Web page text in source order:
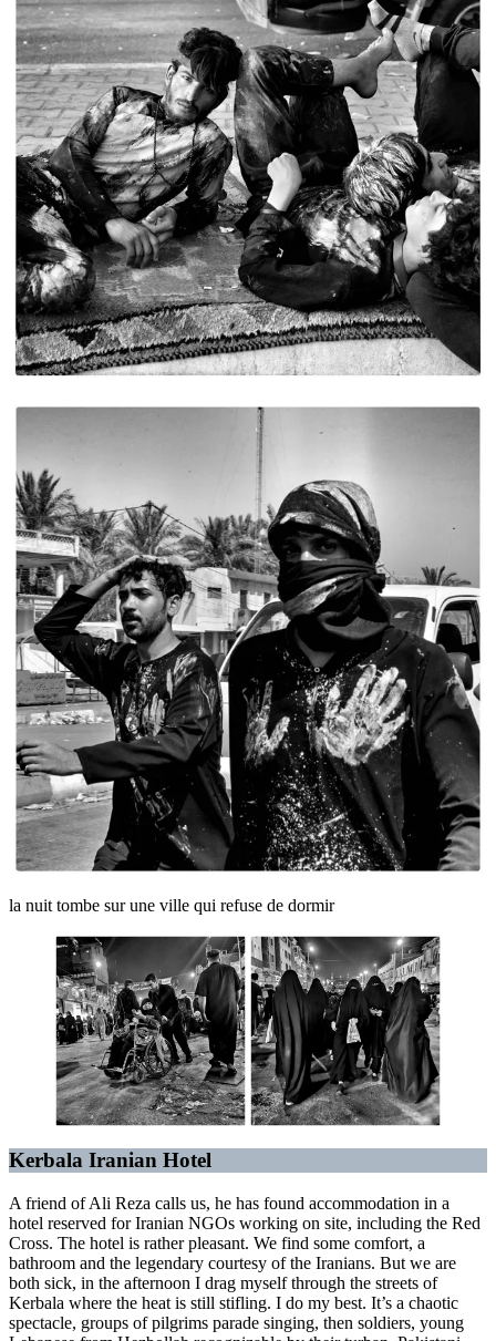
la nuit tombe sur une ville qui refuse de dormir
Kerbala Iranian Hotel
A friend of Ali Reza calls us, he has found accommodation in a
hotel reserved for Iranian NGOs working on site, including the Red
Cross. The hotel is rather pleasant. We find some comfort, a
bathroom and the legendary courtesy of the Iranians. But we are
both sick, in the afternoon I drag myself through the streets of
Kerbala where the heat is still stifling. I do my best. It’s a chaotic
spectacle, groups of pilgrims parade singing, then soldiers, young